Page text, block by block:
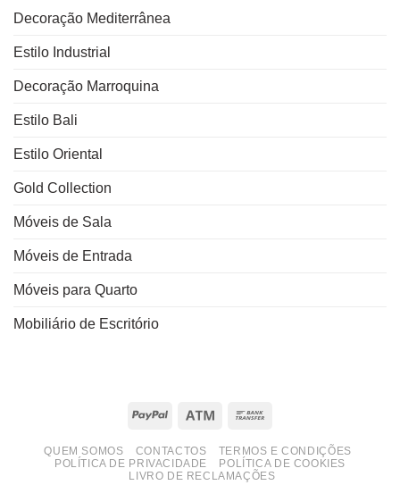
Decoração Mediterrânea
Estilo Industrial
Decoração Marroquina
Estilo Bali
Estilo Oriental
Gold Collection
Móveis de Sala
Móveis de Entrada
Móveis para Quarto
Mobiliário de Escritório
PayPal Atm
QUEM SOMOS CONTACTOS
TERMOS E CONDIÇÕES
POLÍTICA DE PRIVACIDADE
POLÍTICA DE COOKIES
LIVRO DE RECLAMAÇÕES